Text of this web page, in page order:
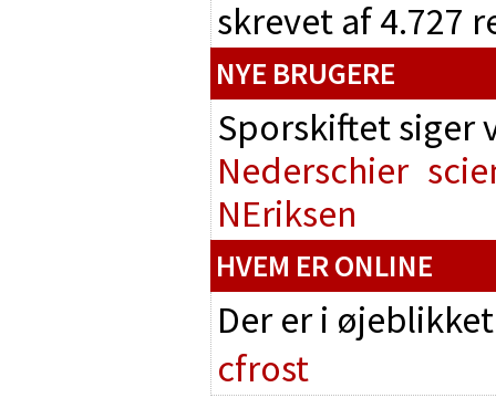
skrevet af 4.727
NYE BRUGERE
Sporskiftet
Nederschier
NEriksen
HVEM ER ONLINE
Der er i
cfrost